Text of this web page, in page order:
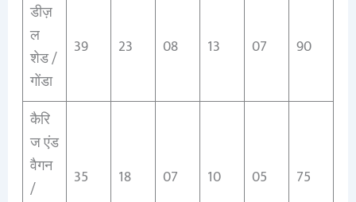
डीज़
ल
शेड /
गोंडा
39 23 08 13 07 90
कैरि
ज एंड
वैगन
/
35 18 07 10 05 75